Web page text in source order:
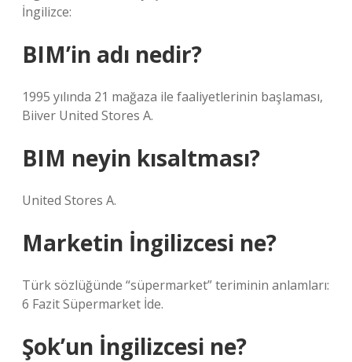
İngilizce:
BIM’in adı nedir?
1995 yılında 21 mağaza ile faaliyetlerinin başlaması,
Biiver United Stores A.
BIM neyin kısaltması?
United Stores A.
Marketin İngilizcesi ne?
Türk sözlüğünde “süpermarket” teriminin anlamları:
6 Fazit Süpermarket İde.
Şok’un İngilizcesi ne?